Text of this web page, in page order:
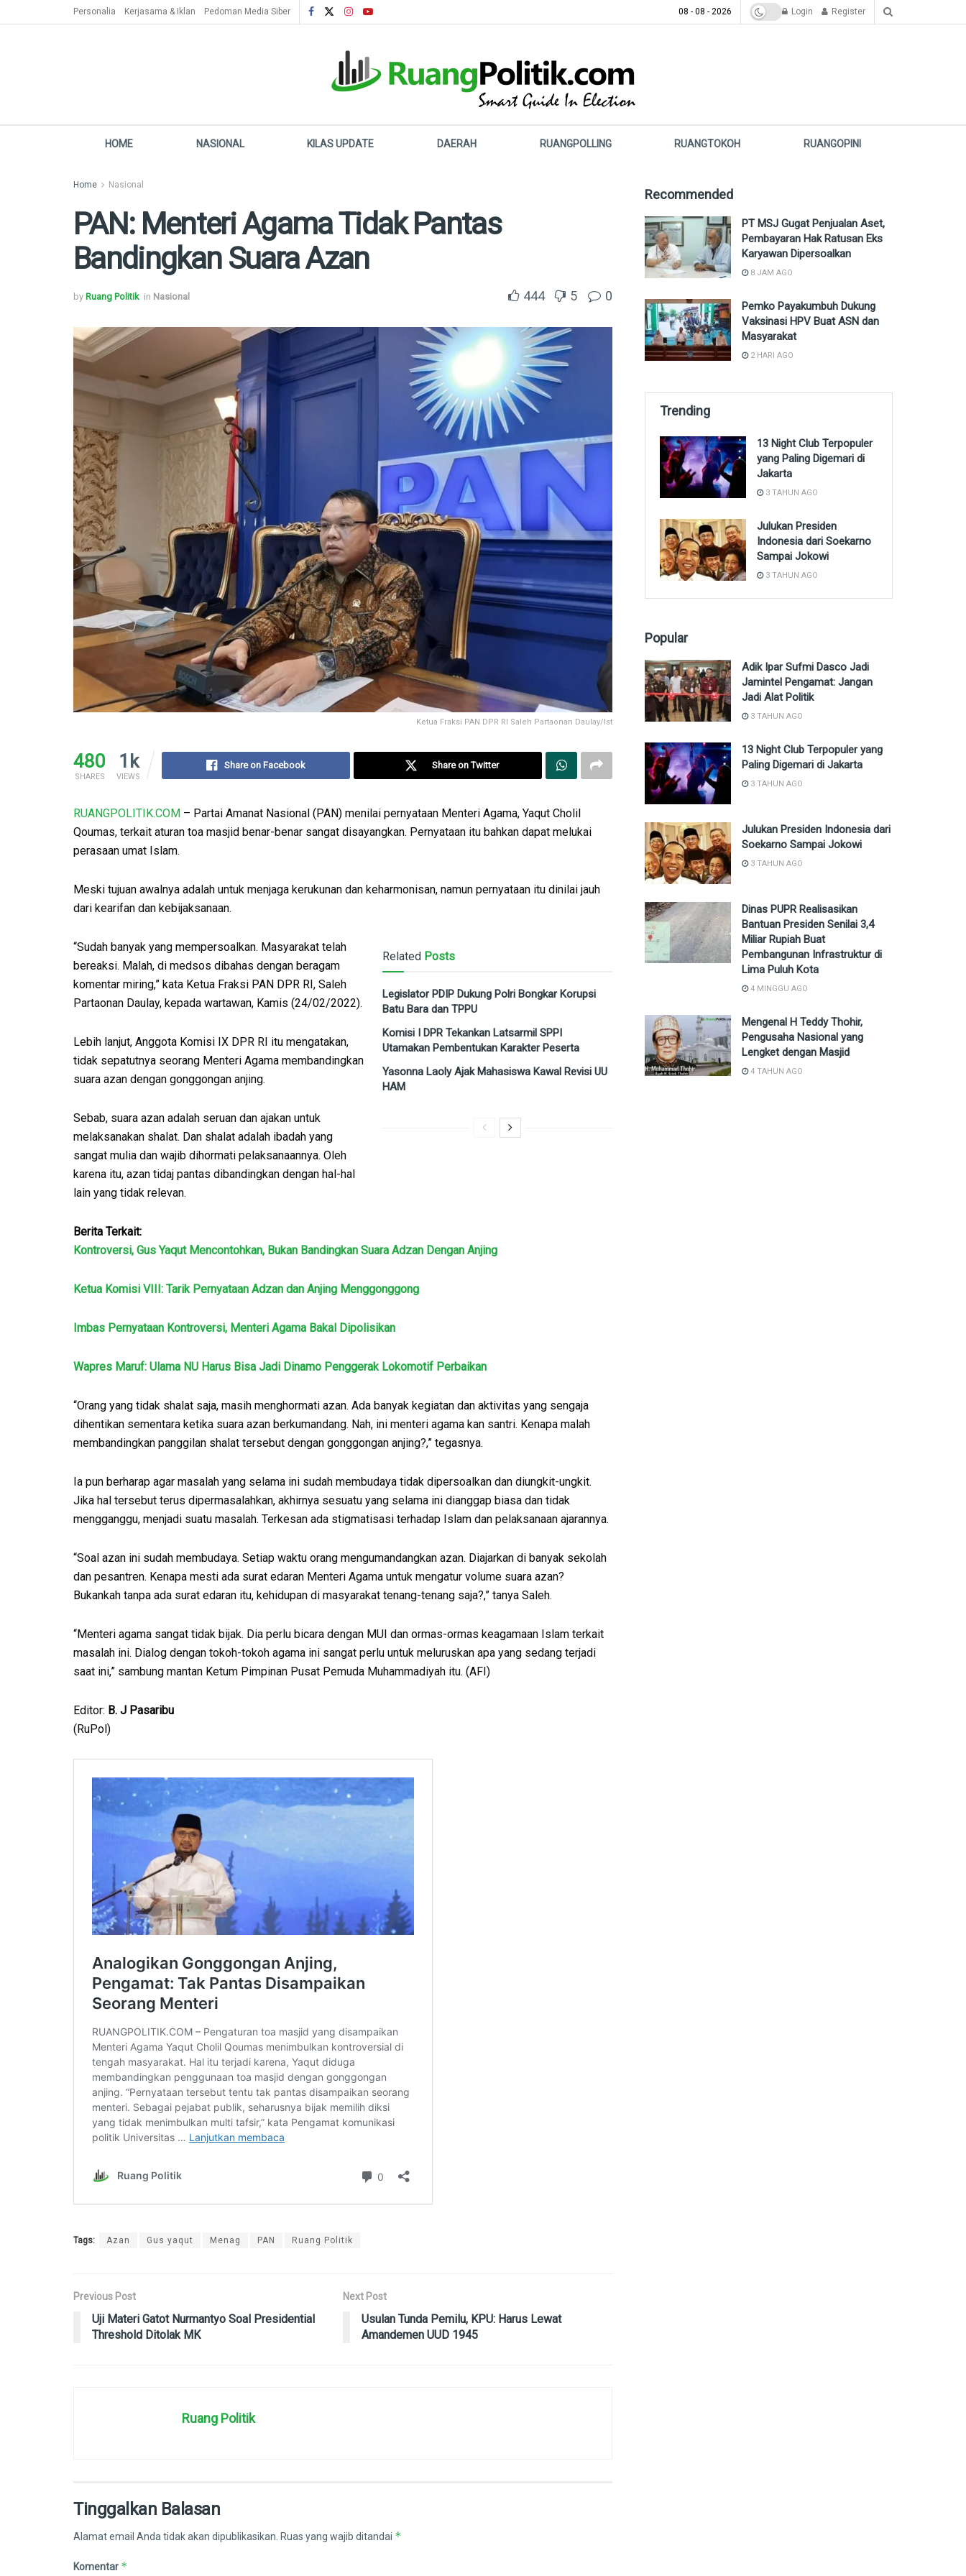
Personalia Kerjasama & Iklan Pedoman Media Siber 08 - 08 - 2026 Login Register
HOME NASIONAL KILAS UPDATE DAERAH RUANGPOLLING RUANGTOKOH RUANGOPINI
Home Nasional
PAN: Menteri Agama Tidak Pantas
Bandingkan Suara Azan
by Ruang Politik in Nasional 444 5 0
Ketua Fraksi PAN DPR RI Saleh Partaonan Daulay/Ist
480
SHARES
1k
VIEWS
Share on Facebook Share on Twitter
RUANGPOLITIK.COM – Partai Amanat Nasional (PAN) menilai pernyataan Menteri Agama, Yaqut Cholil
Qoumas, terkait aturan toa masjid benar-benar sangat disayangkan. Pernyataan itu bahkan dapat melukai
perasaan umat Islam.
Meski tujuan awalnya adalah untuk menjaga kerukunan dan keharmonisan, namun pernyataan itu dinilai jauh
dari kearifan dan kebijaksanaan.
Related Posts
Legislator PDIP Dukung Polri Bongkar Korupsi
Batu Bara dan TPPU
Komisi I DPR Tekankan Latsarmil SPPI
Utamakan Pembentukan Karakter Peserta
Yasonna Laoly Ajak Mahasiswa Kawal Revisi UU
HAM
“Sudah banyak yang mempersoalkan. Masyarakat telah
bereaksi. Malah, di medsos dibahas dengan beragam
komentar miring,” kata Ketua Fraksi PAN DPR RI, Saleh
Partaonan Daulay, kepada wartawan, Kamis (24/02/2022).
Lebih lanjut, Anggota Komisi IX DPR RI itu mengatakan,
tidak sepatutnya seorang Menteri Agama membandingkan
suara azan dengan gonggongan anjing.
Sebab, suara azan adalah seruan dan ajakan untuk
melaksanakan shalat. Dan shalat adalah ibadah yang
sangat mulia dan wajib dihormati pelaksanaannya. Oleh
karena itu, azan tidaj pantas dibandingkan dengan hal-hal
lain yang tidak relevan.
Berita Terkait:
Kontroversi, Gus Yaqut Mencontohkan, Bukan Bandingkan Suara Adzan Dengan Anjing
Ketua Komisi VIII: Tarik Pernyataan Adzan dan Anjing Menggonggong
Imbas Pernyataan Kontroversi, Menteri Agama Bakal Dipolisikan
Wapres Maruf: Ulama NU Harus Bisa Jadi Dinamo Penggerak Lokomotif Perbaikan
“Orang yang tidak shalat saja, masih menghormati azan. Ada banyak kegiatan dan aktivitas yang sengaja
dihentikan sementara ketika suara azan berkumandang. Nah, ini menteri agama kan santri. Kenapa malah
membandingkan panggilan shalat tersebut dengan gonggongan anjing?,” tegasnya.
Ia pun berharap agar masalah yang selama ini sudah membudaya tidak dipersoalkan dan diungkit-ungkit.
Jika hal tersebut terus dipermasalahkan, akhirnya sesuatu yang selama ini dianggap biasa dan tidak
mengganggu, menjadi suatu masalah. Terkesan ada stigmatisasi terhadap Islam dan pelaksanaan ajarannya.
“Soal azan ini sudah membudaya. Setiap waktu orang mengumandangkan azan. Diajarkan di banyak sekolah
dan pesantren. Kenapa mesti ada surat edaran Menteri Agama untuk mengatur volume suara azan?
Bukankah tanpa ada surat edaran itu, kehidupan di masyarakat tenang-tenang saja?,” tanya Saleh.
“Menteri agama sangat tidak bijak. Dia perlu bicara dengan MUI dan ormas-ormas keagamaan Islam terkait
masalah ini. Dialog dengan tokoh-tokoh agama ini sangat perlu untuk meluruskan apa yang sedang terjadi
saat ini,” sambung mantan Ketum Pimpinan Pusat Pemuda Muhammadiyah itu. (AFI)
Editor: B. J Pasaribu
(RuPol)
Tags: Azan Gus yaqut Menag PAN Ruang Politik
Previous Post
Uji Materi Gatot Nurmantyo Soal Presidential
Threshold Ditolak MK
Next Post
Usulan Tunda Pemilu, KPU: Harus Lewat
Amandemen UUD 1945
Ruang Politik
Tinggalkan Balasan
Alamat email Anda tidak akan dipublikasikan. Ruas yang wajib ditandai *
Komentar *
Recommended
PT MSJ Gugat Penjualan Aset,
Pembayaran Hak Ratusan Eks
Karyawan Dipersoalkan
8 JAM AGO
Pemko Payakumbuh Dukung
Vaksinasi HPV Buat ASN dan
Masyarakat
2 HARI AGO
Trending
13 Night Club Terpopuler
yang Paling Digemari di
Jakarta
3 TAHUN AGO
Julukan Presiden
Indonesia dari Soekarno
Sampai Jokowi
3 TAHUN AGO
Popular
Adik Ipar Sufmi Dasco Jadi
Jamintel Pengamat: Jangan
Jadi Alat Politik
3 TAHUN AGO
13 Night Club Terpopuler yang
Paling Digemari di Jakarta
3 TAHUN AGO
Julukan Presiden Indonesia dari
Soekarno Sampai Jokowi
3 TAHUN AGO
Dinas PUPR Realisasikan
Bantuan Presiden Senilai 3,4
Miliar Rupiah Buat
Pembangunan Infrastruktur di
Lima Puluh Kota
4 MINGGU AGO
Mengenal H Teddy Thohir,
Pengusaha Nasional yang
Lengket dengan Masjid
4 TAHUN AGO